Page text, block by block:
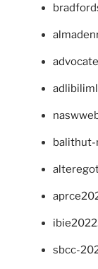
balithut-
sbcc-